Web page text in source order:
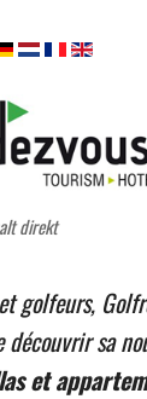
direkt
golfeurs,
sa
et